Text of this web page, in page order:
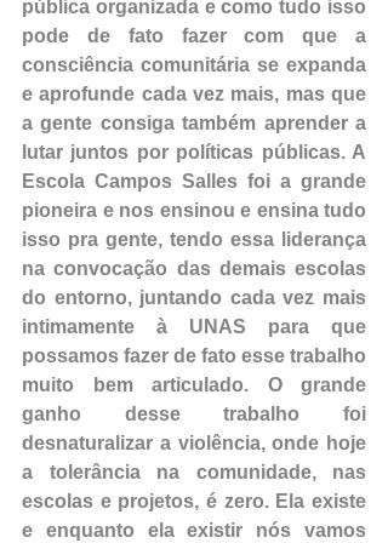
pública organizada e como tudo isso
pode de fato fazer com que a
consciência comunitária se expanda
e aprofunde cada vez mais, mas que
a gente consiga também aprender a
lutar juntos por políticas públicas. A
Escola Campos Salles foi a grande
pioneira e nos ensinou e ensina tudo
isso pra gente, tendo essa liderança
na convocação das demais escolas
do entorno, juntando cada vez mais
intimamente à UNAS para que
possamos fazer de fato esse trabalho
muito bem articulado. O grande
ganho desse trabalho foi
desnaturalizar a violência, onde hoje
a tolerância na comunidade, nas
escolas e projetos, é zero. Ela existe
e enquanto ela existir nós vamos